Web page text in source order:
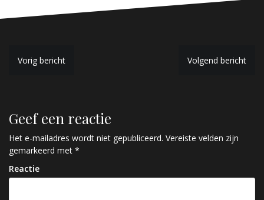
B
i
c
h
t
Vorig bericht Volgend bericht
Geef een reactie
Het e-mailadres wordt niet gepubliceerd. Vereiste velden zijn
gemarkeerd met *
Reactie